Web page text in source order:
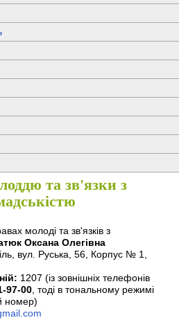
та зв'язки з
молоді та зв'язків з
Оксана Олегівна
вул. Руська, 56, Корпус № 1,
1207 (із зовнішніх телефонів
97-00 , тоді в тональному режимі
номер)